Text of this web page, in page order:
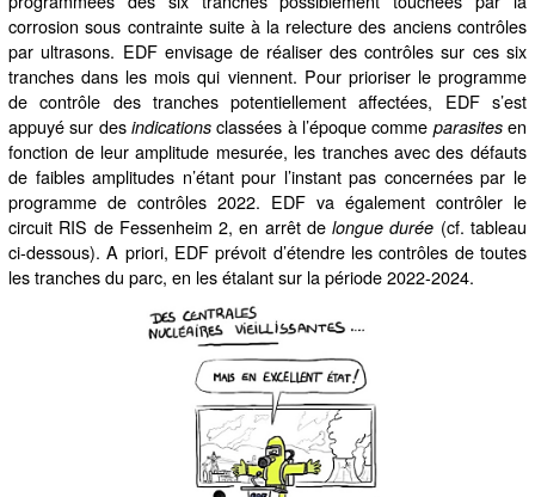
corrosion sous contrainte suite à la relecture des anciens contrôles
par ultrasons. EDF envisage de réaliser des contrôles sur ces six
tranches dans les mois qui viennent. Pour prioriser le programme
de contrôle des tranches potentiellement affectées, EDF s’est
appuyé sur desindications classées à l’époque comme parasitesen
fonction de leur amplitude mesurée, les tranches avec des défauts
de faibles amplitudes n’étant pour l’instant pas concernées par le
programme de contrôles 2022. EDF va également contrôler le
circuit RIS de Fessenheim 2, en arrêt delongue durée (cf. tableau
ci-dessous). A priori, EDF prévoit d’étendre les contrôles de toutes
les tranches du parc, en les étalant sur la période 2022-2024.